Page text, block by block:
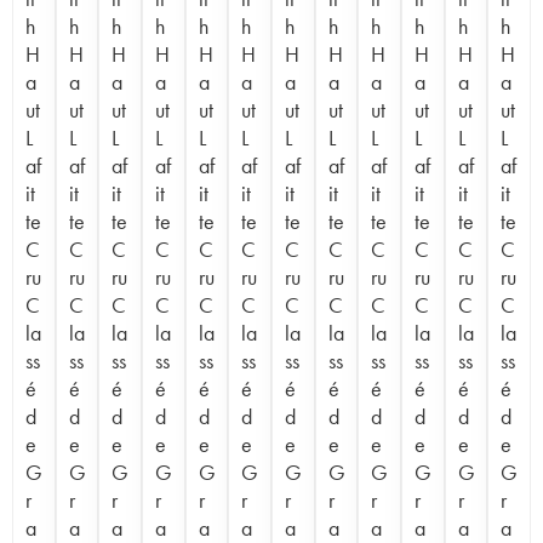
h
H
a
ut
L
af
it
te
C
ru
C
la
ss
é
d
e
G
r
a
h
H
a
ut
L
af
it
te
C
ru
C
la
ss
é
d
e
G
r
a
h
H
a
ut
L
af
it
te
C
ru
C
la
ss
é
d
e
G
r
a
h
H
a
ut
L
af
it
te
C
ru
C
la
ss
é
d
e
G
r
a
h
H
a
ut
L
af
it
te
C
ru
C
la
ss
é
d
e
G
r
a
h
H
a
ut
L
af
it
te
C
ru
C
la
ss
é
d
e
G
r
a
h
H
a
ut
L
af
it
te
C
ru
C
la
ss
é
d
e
G
r
a
h
H
a
ut
L
af
it
te
C
ru
C
la
ss
é
d
e
G
r
a
h
H
a
ut
L
af
it
te
C
ru
C
la
ss
é
d
e
G
r
a
h
H
a
ut
L
af
it
te
C
ru
C
la
ss
é
d
e
G
r
a
h
H
a
ut
L
af
it
te
C
ru
C
la
ss
é
d
e
G
r
a
h
H
a
ut
L
af
it
te
C
ru
C
la
ss
é
d
e
G
r
a